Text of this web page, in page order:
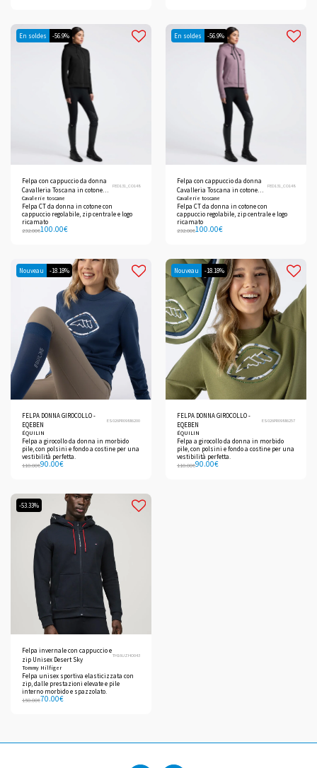
En soldes -56.9%
Felpa con cappuccio da donna
Cavalleria Toscana in cotone
con zip
FED131_CO148
Cavalerie toscane
Felpa CT da donna in cotone con
cappuccio regolabile, zip centrale e logo
ricamato
232.00€100.00€
En soldes -56.9%
Felpa con cappuccio da donna
Cavalleria Toscana in cotone
con zip
FED131_CO148
Cavalerie toscane
Felpa CT da donna in cotone con
cappuccio regolabile, zip centrale e logo
ricamato
232.00€100.00€
Nouveau -18.18%
FELPA DONNA GIROCOLLO -
EQEBEN
ES026PR09886200
ÉQUILIN
Felpa a girocollo da donna in morbido
pile, con polsini e fondo a costine per una
vestibilità perfetta.
110.00€90.00€
Nouveau -18.18%
FELPA DONNA GIROCOLLO -
EQEBEN
ES026PR09886257
ÉQUILIN
Felpa a girocollo da donna in morbido
pile, con polsini e fondo a costine per una
vestibilità perfetta.
110.00€90.00€
-53.33%
Felpa invernale con cappuccio e
zip Unisex Desert Sky
TH16UZHO043
Tommy Hilfiger
Felpa unisex sportiva elasticizzata con
zip, dalle prestazioni elevate e pile
interno morbido e spazzolato.
150.00€70.00€